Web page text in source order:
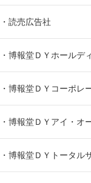
・読売広告社
・博報堂ＤＹホールデ
・博報堂ＤＹコーポレ
・博報堂ＤＹアイ・オ
・博報堂ＤＹトータル